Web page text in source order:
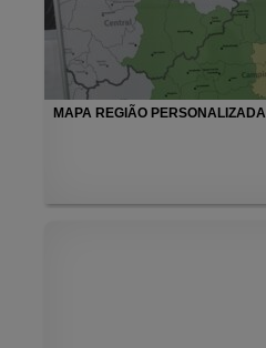
MAPA REGIÃO PERSONALIZADA